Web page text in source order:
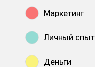
Маркетинг
Личный опыт
Деньги